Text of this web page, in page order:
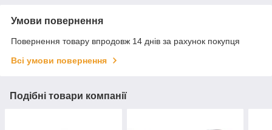
Умови повернення
Повернення товару впродовж 14 днів за рахунок покупця
Всі умови повернення
Подібні товари компанії